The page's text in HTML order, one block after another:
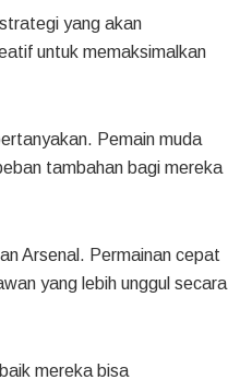
yang akan
untuk memaksimalkan
Pemain muda
tambahan bagi mereka
Arsenal. Permainan cepat
yang lebih unggul secara
mereka bisa